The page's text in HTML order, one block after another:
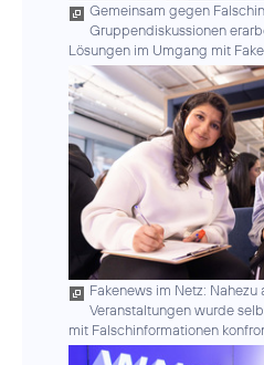
Gemeinsam gegen
Gruppendiskussionen
Lösungen im Umgang mit
Fakenews im Netz:
Veranstaltungen wurde
mit Falschinformationen